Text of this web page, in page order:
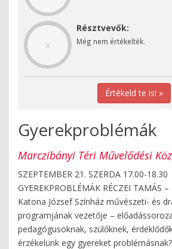
x
Résztvevők:
Még nem értékelték.
Értékeld te is! »
Gyerekproblémák
Marczibányi Téri Művelődési
SZEPTEMBER 21. SZERDA 17.00-18.30
GYEREKPROBLÉMÁK RÉCZEI TAMÁS
Katona József Színház művészeti- és
programjának vezetője –
pedagógusoknak, szülőknek,
érzékelünk egy gyereket